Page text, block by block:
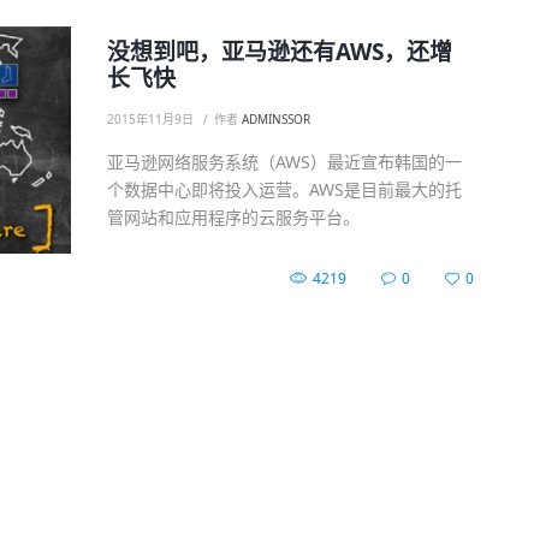
没想到吧，亚马逊还有AWS，还增
长飞快
2015年11月9日 作者 ADMINSSOR
亚马逊网络服务系统（AWS）最近宣布韩国的一
个数据中心即将投入运营。AWS是目前最大的托
管网站和应用程序的云服务平台。
4219 0 0